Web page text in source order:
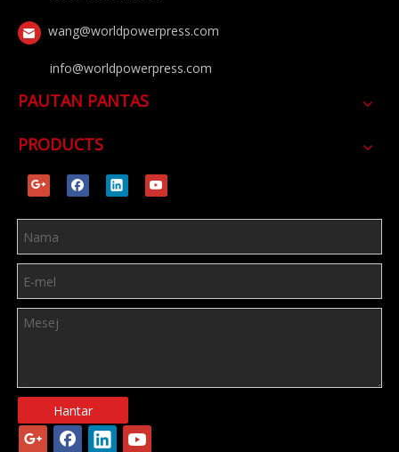
wang@worldpowerpress.com
info@worldpowerpress.com
PAUTAN PANTAS
PRODUCTS
Hantar